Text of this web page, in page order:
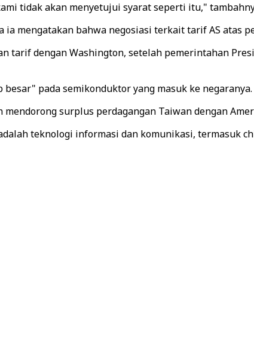
tidak akan menyetujui syarat seperti itu,"
mengatakan bahwa negosiasi terkait tarif AS atas
tarif dengan Washington, setelah pemerintahan
pada semikonduktor yang masuk ke negaranya.
surplus perdagangan Taiwan dengan
teknologi informasi dan komunikasi, termasuk